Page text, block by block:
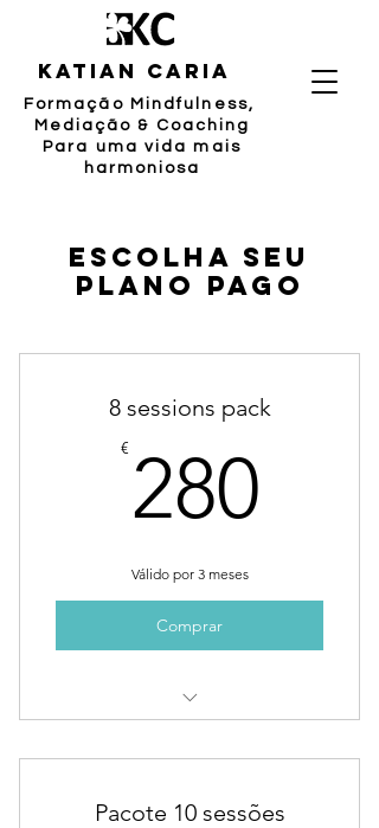
katian caria
Formação Mindfulness,
Mediação & Coaching
Para uma vida mais
harmoniosa
Escolha seu
plano pago
8 sessions pack
€ 280
Válido por 3 meses
Comprar
benefits
Pacote 10 sessões